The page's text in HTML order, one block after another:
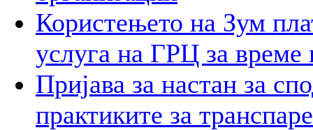
Користењето на Зум
услуга на ГРЦ за време
Пријава за настан за
практиките за